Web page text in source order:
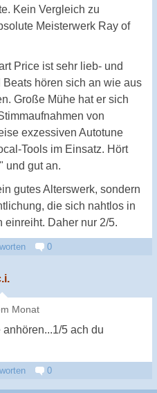
Kein Vergleich zu
Meisterwerk Ray of
Price ist sehr lieb- und
hören sich an wie aus
Große Mühe hat er sich
von
exzessiven Autotune
Tools im Einsatz. Hört
und gut an.
gutes Alterswerk, sondern
die sich nahtlos in
einreiht. Daher nur 2/5.
0
Monat
5 ach du
0